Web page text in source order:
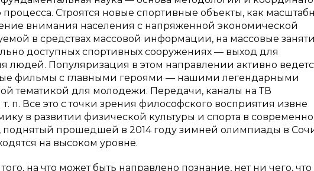
процесса. Строятся новые спортивные объекты, как
внимания населения с напряженной экономической
в средствах массовой информации, на массовые
доступных спортивных сооружениях — выход для
людей. Популяризация в этом направлении активно
фильмы с главными героями — нашими легендарными
тематикой для молодежи. Передачи, каналы на ТВ
п. Все это с точки зрения философского восприятия извне
в развитии физической культуры и спорта в
поднятый прошедшей в 2014 году зимней олимпиады в
на высоком уровне.
на что может быть направлено познание, нет ни чего,